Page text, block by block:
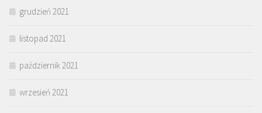
grudzień 2021
listopad 2021
październik 2021
wrzesień 2021